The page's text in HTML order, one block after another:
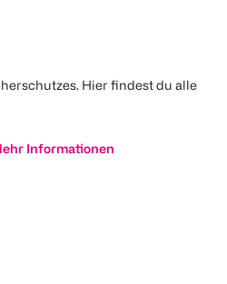
Hier findest du alle
Informationen